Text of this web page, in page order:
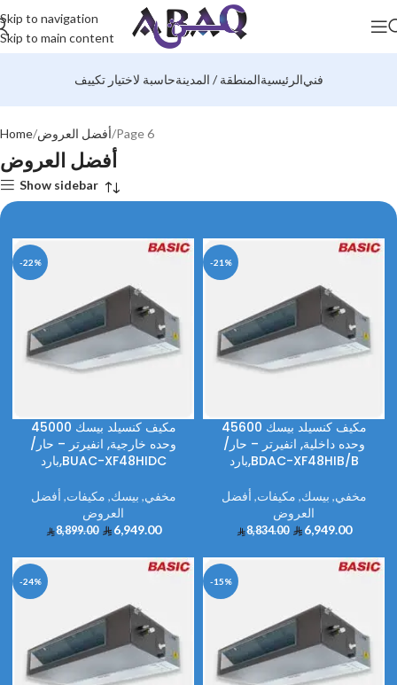
Skip to navigation
Skip to main content
حاسبة لاختيار تكييفالمنطقة / المدينةالرئيسيةفني
Home أفضل العروض Page 6
أفضل العروض
Show sidebar
-22%
مكيف كنسيلد بيسك 45000
وحده خارجية, انفيرتر – حار/
بارد,BUAC-XF48HIDC
مخفي, بيسك, مكيفات, أفضل
العروض
8,899.00 6,949.00
-21%
مكيف كنسيلد بيسك 45600
وحده داخلية, انفيرتر – حار/
بارد,BDAC-XF48HIB/B
مخفي, بيسك, مكيفات, أفضل
العروض
8,834.00 6,949.00
-24% -15%